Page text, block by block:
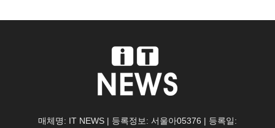
매체명: IT NEWS | 등록정보: 서울아05376 | 등록일: